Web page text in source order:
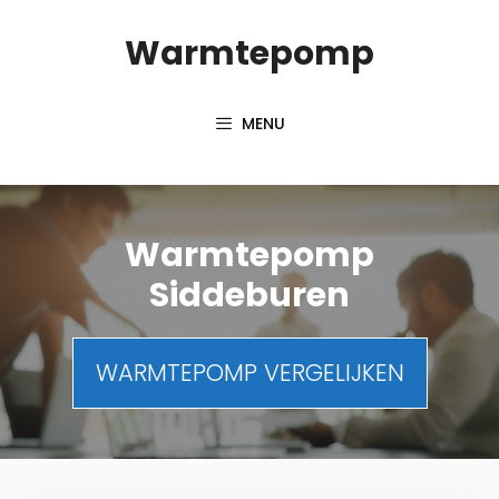
Warmtepomp
MENU
Warmtepomp
Siddeburen
WARMTEPOMP VERGELIJKEN